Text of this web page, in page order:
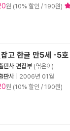
원 (10% 할인 / 190원)
잡고 한글 만5세 -5호
판사 편집부 (엮은이)
판사
2006년 01월
원 (10% 할인 / 190원)